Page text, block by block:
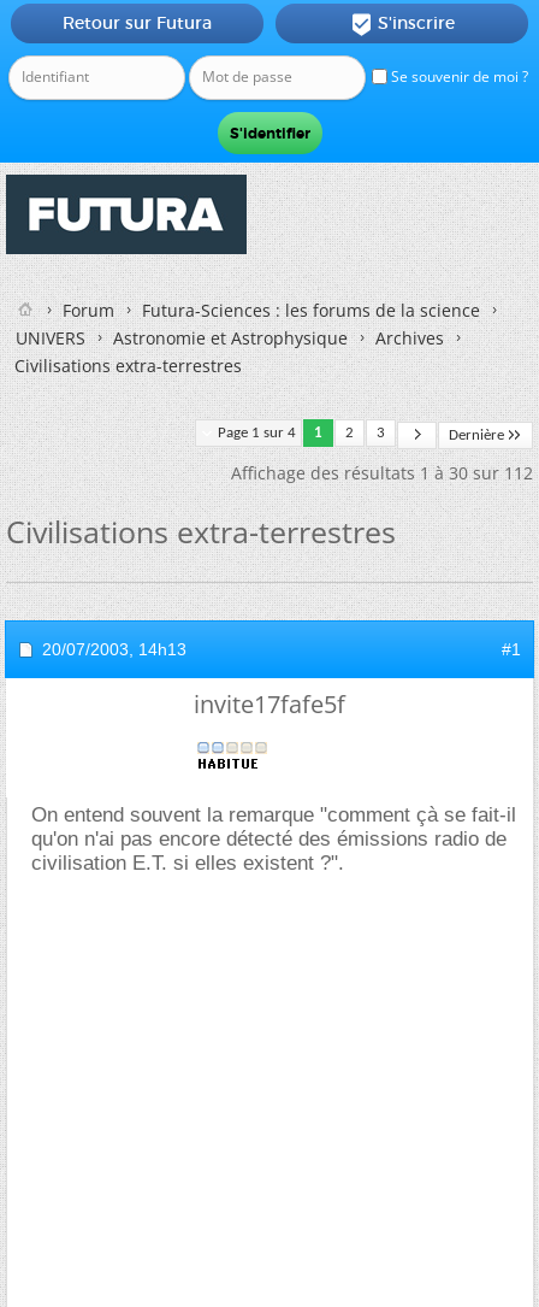
Se souvenir de moi ?
Retour sur Futura  S'inscrire
Forum
Futura-Sciences : les forums de la science
UNIVERS
Astronomie et Astrophysique
Archives
Civilisations extra-terrestres
Page 1 sur 4 1 2 3 Dernière
Affichage des résultats 1 à 30 sur 112
Civilisations extra-terrestres
20/07/2003, 14h13 #1
invite17fafe5f
On entend souvent la remarque "comment çà se fait-il
qu'on n'ai pas encore détecté des émissions radio de
civilisation E.T. si elles existent ?".